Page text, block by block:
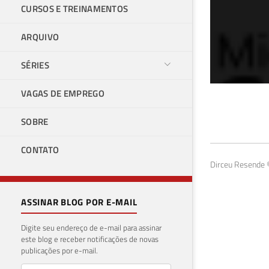
CURSOS E TREINAMENTOS
ARQUIVO
SÉRIES
VAGAS DE EMPREGO
SOBRE
CONTATO
ASSINAR BLOG POR E-MAIL
Digite seu endereço de e-mail para assinar
este blog e receber notificações de novas
publicações por e-mail.
12 de
Dirceu